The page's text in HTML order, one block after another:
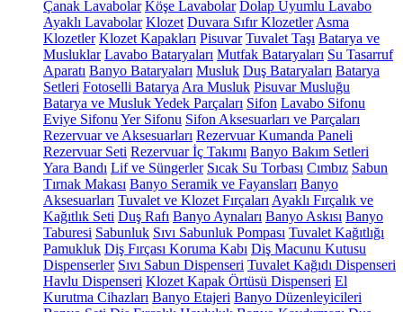
Çanak Lavabolar Köşe Lavabolar Dolap Uyumlu Lavabo
Ayaklı Lavabolar Klozet Duvara Sıfır Klozetler Asma
Klozetler Klozet Kapakları Pisuvar Tuvalet Taşı Batarya ve
Musluklar Lavabo Bataryaları Mutfak Bataryaları Su Tasarruf
Aparatı Banyo Bataryaları Musluk Duş Bataryaları Batarya
Setleri Fotoselli Batarya Ara Musluk Pisuvar Musluğu
Batarya ve Musluk Yedek Parçaları Sifon Lavabo Sifonu
Eviye Sifonu Yer Sifonu Sifon Aksesuarları ve Parçaları
Rezervuar ve Aksesuarları Rezervuar Kumanda Paneli
Rezervuar Seti Rezervuar İç Takımı Banyo Bakım Setleri
Yara Bandı Lif ve Süngerler Sıcak Su Torbası Cımbız Sabun
Tırnak Makası Banyo Seramik ve Fayansları Banyo
Aksesuarları Tuvalet ve Klozet Fırçaları Ayaklı Fırçalık ve
Kağıtlık Seti Duş Rafı Banyo Aynaları Banyo Askısı Banyo
Taburesi Sabunluk Sıvı Sabunluk Pompası Tuvalet Kağıtlığı
Pamukluk Diş Fırçası Koruma Kabı Diş Macunu Kutusu
Dispenserler Sıvı Sabun Dispenseri Tuvalet Kağıdı Dispenseri
Havlu Dispenseri Klozet Kapak Örtüsü Dispenseri El
Kurutma Cihazları Banyo Etajeri Banyo Düzenleyicileri